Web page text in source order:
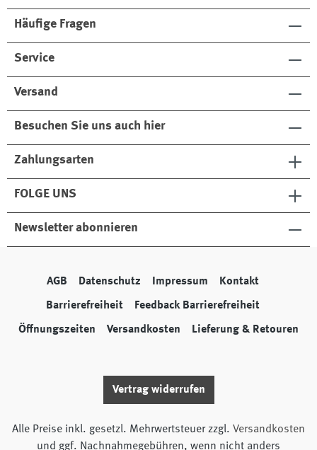
Häufige Fragen
Service
Versand
Besuchen Sie uns auch hier
Zahlungsarten
FOLGE UNS
Newsletter abonnieren
AGB Datenschutz Impressum Kontakt
Barrierefreiheit Feedback Barrierefreiheit
Öffnungszeiten Versandkosten Lieferung & Retouren
Vertrag widerrufen
Alle Preise inkl. gesetzl. Mehrwertsteuer zzgl. Versandkosten
und ggf. Nachnahmegebühren, wenn nicht anders